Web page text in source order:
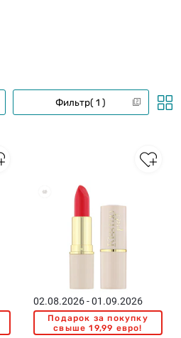
Фильтр 1
02.08.2026 - 01.09.2026
Подарок за покупку
свыше 19,99 евро!